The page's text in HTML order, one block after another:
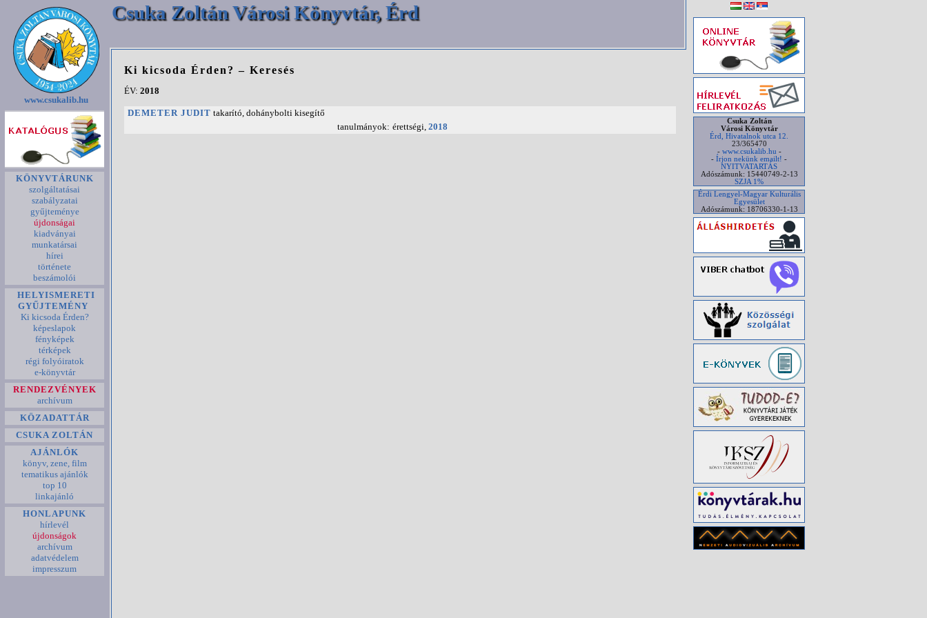
Csuka Zoltán Városi Könyvtár, Érd
www.csukalib.hu
KÖNYVTÁRUNK
szolgáltatásai
szabályzatai
gyűjteménye
újdonságai
kiadványai
munkatársai
hírei
története
beszámolói
HELYISMERETI
GYŰJTEMÉNY
Ki kicsoda Érden?
képeslapok
fényképek
térképek
régi folyóiratok
e-könyvtár
RENDEZVÉNYEK
archívum
KÖZADATTÁR
CSUKA ZOLTÁN
AJÁNLÓK
könyv, zene, film
tematikus ajánlók
top 10
linkajánló
HONLAPUNK
hírlevél
újdonságok
archívum
adatvédelem
impresszum
Ki kicsoda Érden? – Keresés
ÉV: 2018
DEMETER JUDIT takarító, dohánybolti kisegítő
tanulmányok: érettségi, 2018
Csuka Zoltán
Városi Könyvtár
Érd, Hivatalnok utca 12.
23/365470
- www.csukalib.hu -
- Írjon nekünk emailt! -
NYITVATARTÁS
Adószámunk: 15440749-2-13
SZJA 1%
Érdi Lengyel-Magyar Kulturális
Egyesület
Adószámunk: 18706330-1-13